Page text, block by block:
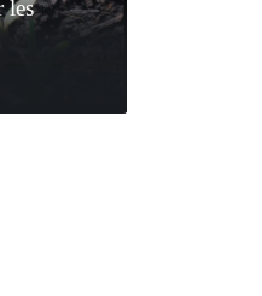
les